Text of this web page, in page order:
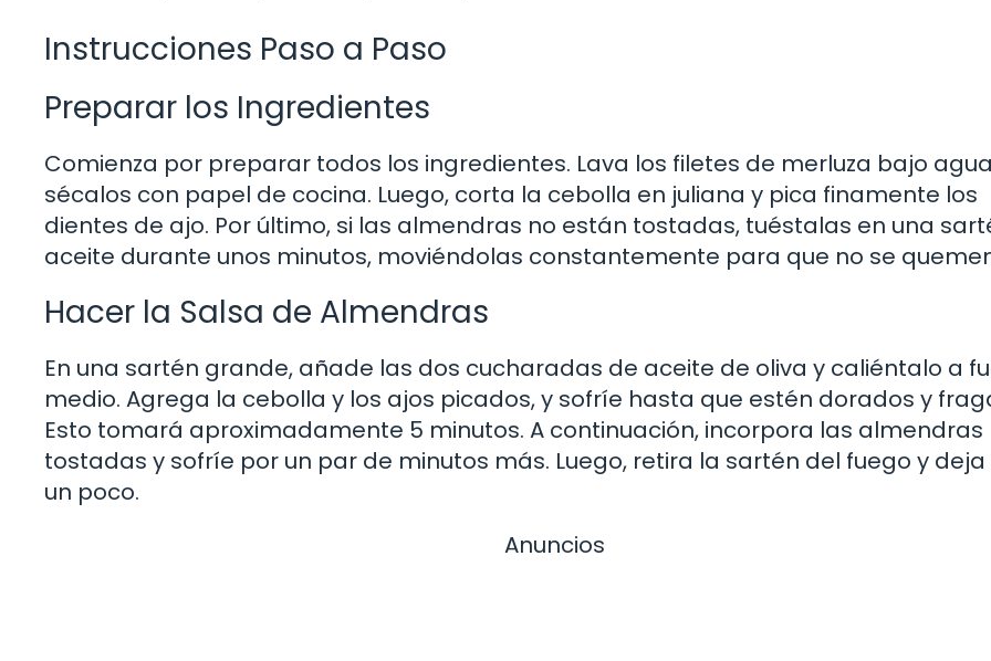
Instrucciones Paso a Paso
Preparar los Ingredientes
Comienza por preparar todos los ingredientes. Lava los filetes de merluza bajo
sécalos con papel de cocina. Luego, corta la cebolla en juliana y pica finamente los
dientes de ajo. Por último, si las almendras no están tostadas, tuéstalas en una
aceite durante unos minutos, moviéndolas constantemente para que no se
Hacer la Salsa de Almendras
En una sartén grande, añade las dos cucharadas de aceite de oliva y caliéntalo a
medio. Agrega la cebolla y los ajos picados, y sofríe hasta que estén dorados y
Esto tomará aproximadamente 5 minutos. A continuación, incorpora las almendras
tostadas y sofríe por un par de minutos más. Luego, retira la sartén del fuego y
un poco.
Anuncios